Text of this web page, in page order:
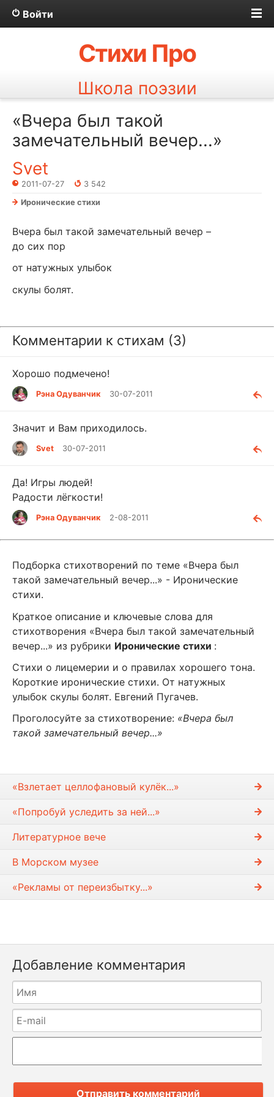
Войти
Стихи Про
Школа поэзии
«Вчера был такой
замечательный вечер...»
Svet
2011-07-27
3 542
Иронические стихи
Вчера был такой замечательный вечер –
до сих пор
от натужных улыбок
скулы болят.
Комментарии к стихам (3)
Хорошо подмечено!
Рэна Одуванчик 30-07-2011
Значит и Вам приходилось.
Svet 30-07-2011
Да! Игры людей!
Радости лёгкости!
Рэна Одуванчик 2-08-2011
Подборка стихотворений по теме «Вчера был
такой замечательный вечер...» - Иронические
стихи.
Краткое описание и ключевые слова для
стихотворения «Вчера был такой замечательный
вечер...» из рубрики Иронические стихи :
Стихи о лицемерии и о правилах хорошего тона.
Короткие иронические стихи. От натужных
улыбок скулы болят. Евгений Пугачев.
Проголосуйте за стихотворение: «Вчера был
такой замечательный вечер...»
«Взлетает целлофановый кулёк...»
«Попробуй уследить за ней...»
Литературное вече
В Морском музее
«Рекламы от переизбытку...»
Добавление комментария
Отправить комментарий